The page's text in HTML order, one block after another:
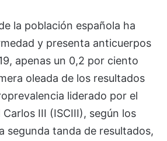
la población española ha
y presenta anticuerpos
apenas un 0,2 por ciento
oleada de los resultados
liderado por el
III (ISCIII), según los
segunda tanda de resultados,